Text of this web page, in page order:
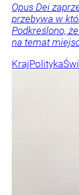
Opus Dei
przebywa w
Podkreślono,
na temat
KrajPolityka